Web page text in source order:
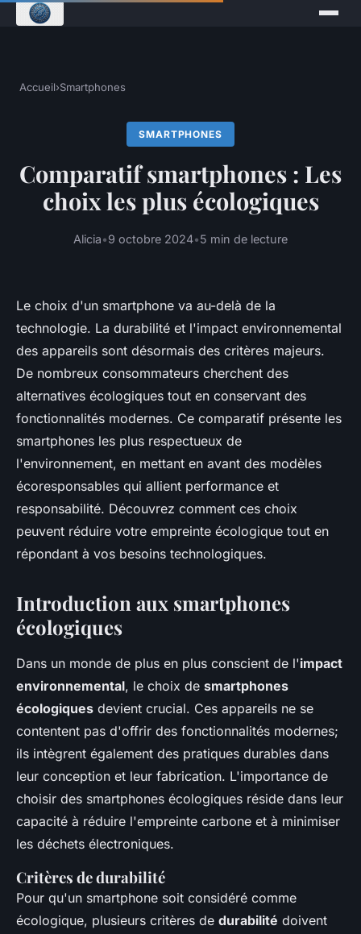
Accueil›Smartphones
SMARTPHONES
Comparatif smartphones : Les
choix les plus écologiques
Alicia•9 octobre 2024•5 min de lecture
Le choix d'un smartphone va au-delà de la
technologie. La durabilité et l'impact environnemental
des appareils sont désormais des critères majeurs.
De nombreux consommateurs cherchent des
alternatives écologiques tout en conservant des
fonctionnalités modernes. Ce comparatif présente les
smartphones les plus respectueux de
l'environnement, en mettant en avant des modèles
écoresponsables qui allient performance et
responsabilité. Découvrez comment ces choix
peuvent réduire votre empreinte écologique tout en
répondant à vos besoins technologiques.
Introduction aux smartphones
écologiques
Dans un monde de plus en plus conscient de l'impact
environnemental, le choix de smartphones
écologiques devient crucial. Ces appareils ne se
contentent pas d'offrir des fonctionnalités modernes;
ils intègrent également des pratiques durables dans
leur conception et leur fabrication. L'importance de
choisir des smartphones écologiques réside dans leur
capacité à réduire l'empreinte carbone et à minimiser
les déchets électroniques.
Critères de durabilité
Pour qu'un smartphone soit considéré comme
écologique, plusieurs critères de durabilité doivent